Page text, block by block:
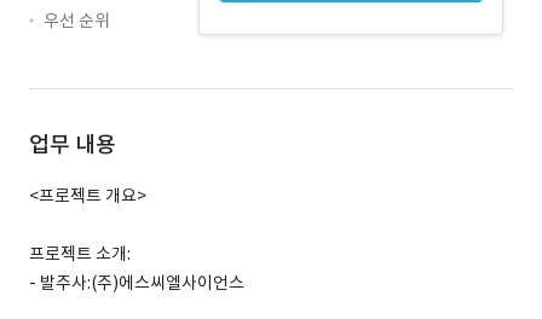
우선 순위
업무 내용
<프로젝트 개요>
프로젝트 소개:
- 발주사:(주)에스씨엘사이언스